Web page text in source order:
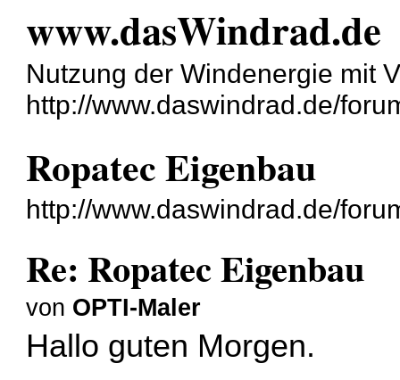
www.dasWindrad.de
Nutzung der Windenergie mit
http://www.daswindrad.de/
Ropatec Eigenbau
http://www.daswindrad.de/
Re: Ropatec Eigenbau
von OPTI-Maler
Hallo guten Morgen.